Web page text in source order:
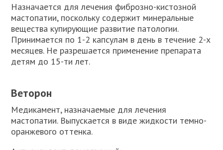
Назначается для лечения фиброзно-кистозной
мастопатии, поскольку содержит минеральные
вещества купирующие развитие патологии.
Принимается по 1-2 капсулам в день в течение 2-х
месяцев. Не разрешается применение препарата
детям до 15-ти лет.
Веторон
Медикамент, назначаемые для лечения
мастопатии. Выпускается в виде жидкости темно-
оранжевого оттенка.